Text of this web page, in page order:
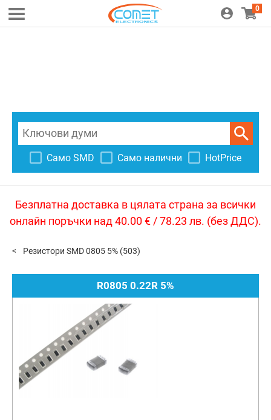
0
Само SMD Само налични HotPrice
Безплатна доставка в цялата страна за всички
онлайн поръчки над 40.00 € / 78.23 лв. (без ДДС).
Резистори SMD 0805 5% (503)
R0805 0.22R 5%